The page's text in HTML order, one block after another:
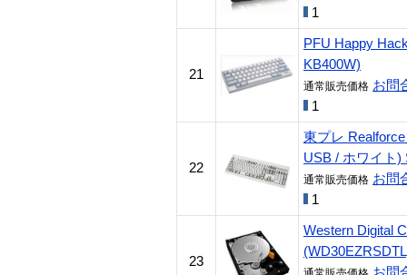
1
21
PFU Happy
KB400W)
通常販売価格 お問
1
22
東プレ
USB / ホワイト)
通常販売価格 お問
1
23
Western Digital